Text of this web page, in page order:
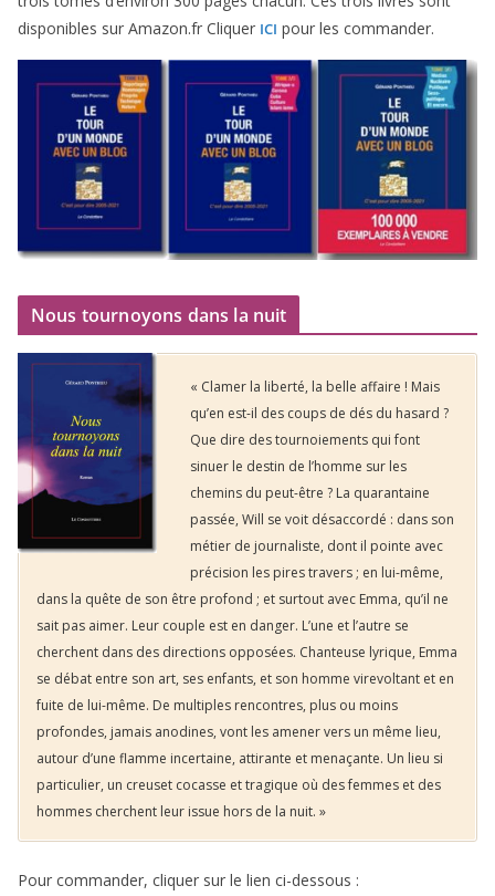
dis­po­nibles sur Amazon​.fr Cliquer ICI pour les commander.
Nous tournoyons dans la nuit
« Clamer la liberté, la belle affaire ! Mais
qu’en est-il des coups de dés du hasard ?
Que dire des tournoiements qui font
sinuer le destin de l’homme sur les
chemins du peut-être ? La quarantaine
passée, Will se voit désaccordé : dans son
métier de journaliste, dont il pointe avec
précision les pires travers ; en lui-même,
dans la quête de son être profond ; et surtout avec Emma, qu’il ne
sait pas aimer. Leur couple est en danger. L’une et l’autre se
cherchent dans des directions opposées. Chanteuse lyrique, Emma
se débat entre son art, ses enfants, et son homme virevoltant et en
fuite de lui-même. De multiples rencontres, plus ou moins
profondes, jamais anodines, vont les amener vers un même lieu,
autour d’une flamme incertaine, attirante et menaçante. Un lieu si
particulier, un creuset cocasse et tragique où des femmes et des
hommes cherchent leur issue hors de la nuit. »
Pour commander, cliquer sur le lien ci-dessous :